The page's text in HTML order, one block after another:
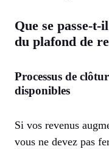
Que se passe-t-
du plafond de
Processus de
disponibles
Si vos revenus
vous ne devez pas